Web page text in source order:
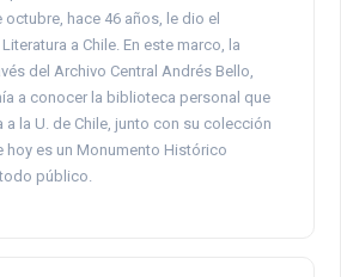
hace 46 años, le dio el
a Chile. En este marco, la
del Archivo Central Andrés Bello,
a conocer la biblioteca personal que
a la U. de Chile, junto con su colección
hoy es un Monumento Histórico
público.